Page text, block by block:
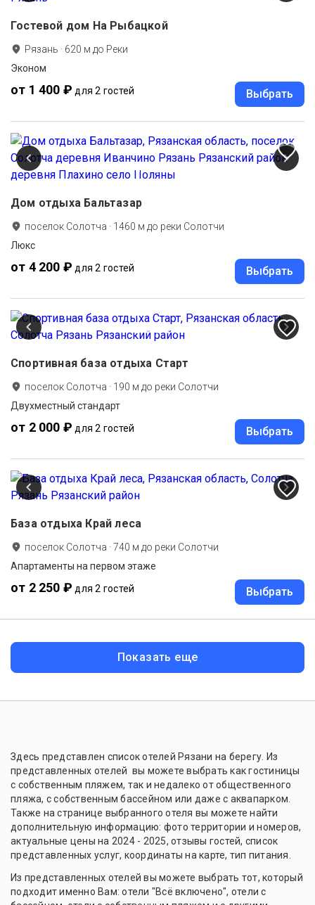
Гостевой дом На Рыбацкой
Рязань · 620 м до Реки
Эконом
от 1 400 ₽ для 2 гостей Выбрать
Дом отдыха Бальтазар
поселок Солотча · 1460 м до реки Солотчи
Люкс
от 4 200 ₽ для 2 гостей Выбрать
Спортивная база отдыха Старт
поселок Солотча · 190 м до реки Солотчи
Двухместный стандарт
от 2 000 ₽ для 2 гостей Выбрать
База отдыха Край леса
поселок Солотча ·740 м до реки Солотчи
Апартаменты на первом этаже
от 2 250 ₽ для 2 гостей Выбрать
Показать еще
Здесь представлен список отелей Рязани на берегу. Из
представленных отелей вы можете выбрать как гостиницы
с собственным пляжем, так и недалеко от общественного
пляжа, с собственным бассейном или даже с аквапарком.
Также на странице выбранного отеля вы можете найти
дополнительную информацию: фото территории и номеров,
актуальные цены на 2024 - 2025, отзывы гостей, список
представленных услуг, координаты на карте, тип питания.
Из представленных отелей вы можете выбрать тот, который
подходит именно Вам: отели "Всё включено", отели с